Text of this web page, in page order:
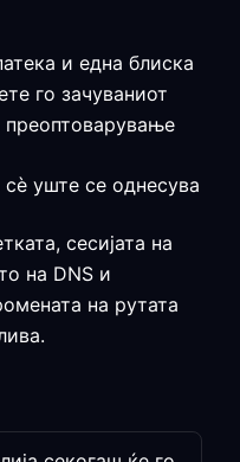
и една блиска
го зачуваниот
сè уште се однесува
сесијата на
на DNS и
на рутата